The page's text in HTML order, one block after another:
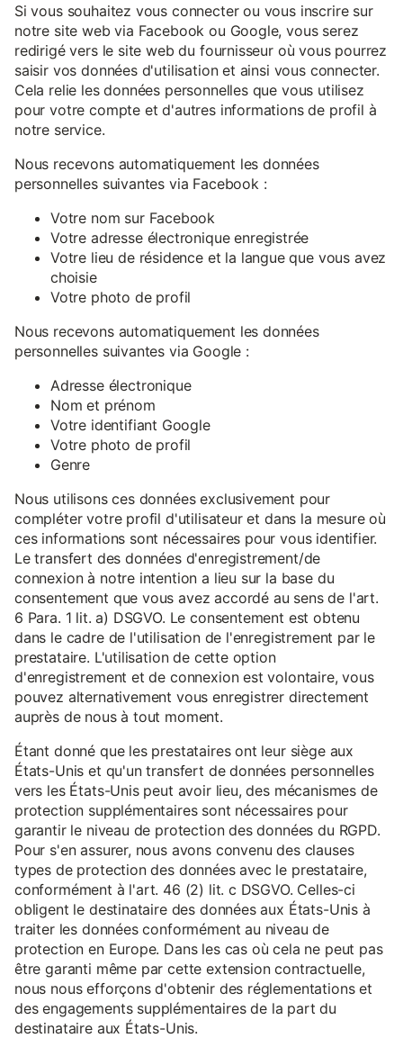
Si vous souhaitez vous connecter ou vous inscrire sur
notre site web via Facebook ou Google, vous serez
redirigé vers le site web du fournisseur où vous pourrez
saisir vos données d'utilisation et ainsi vous connecter.
Cela relie les données personnelles que vous utilisez
pour votre compte et d'autres informations de profil à
notre service.
Nous recevons automatiquement les données
personnelles suivantes via Facebook :
Votre nom sur Facebook
Votre adresse électronique enregistrée
Votre lieu de résidence et la langue que vous avez
choisie
Votre photo de profil
Nous recevons automatiquement les données
personnelles suivantes via Google :
Adresse électronique
Nom et prénom
Votre identifiant Google
Votre photo de profil
Genre
Nous utilisons ces données exclusivement pour
compléter votre profil d'utilisateur et dans la mesure où
ces informations sont nécessaires pour vous identifier.
Le transfert des données d'enregistrement/de
connexion à notre intention a lieu sur la base du
consentement que vous avez accordé au sens de l'art.
6 Para. 1 lit. a) DSGVO. Le consentement est obtenu
dans le cadre de l'utilisation de l'enregistrement par le
prestataire. L'utilisation de cette option
d'enregistrement et de connexion est volontaire, vous
pouvez alternativement vous enregistrer directement
auprès de nous à tout moment.
Étant donné que les prestataires ont leur siège aux
États-Unis et qu'un transfert de données personnelles
vers les États-Unis peut avoir lieu, des mécanismes de
protection supplémentaires sont nécessaires pour
garantir le niveau de protection des données du RGPD.
Pour s'en assurer, nous avons convenu des clauses
types de protection des données avec le prestataire,
conformément à l'art. 46 (2) lit. c DSGVO. Celles-ci
obligent le destinataire des données aux États-Unis à
traiter les données conformément au niveau de
protection en Europe. Dans les cas où cela ne peut pas
être garanti même par cette extension contractuelle,
nous nous efforçons d'obtenir des réglementations et
des engagements supplémentaires de la part du
destinataire aux États-Unis.